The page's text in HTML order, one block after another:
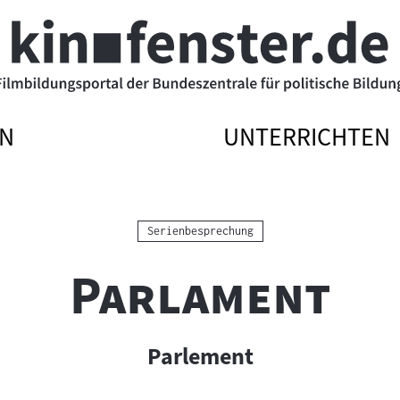
UNTERRICHTEN
Kategorie:
Serienbesprechung
"
Parlament
Parlement